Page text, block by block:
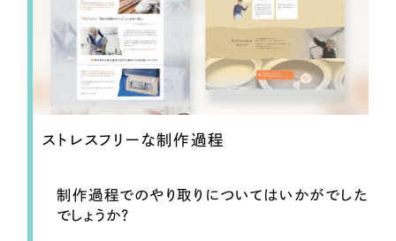
ストレスフリーな制作過程
制作過程でのやり取りについてはいかがでした
でしょうか？